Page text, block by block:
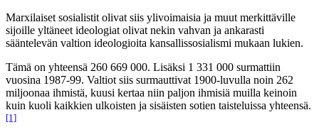
Marxilaiset sosialistit olivat siis ylivoimaisia ja muut merkittäville
sijoille yltäneet ideologiat olivat nekin vahvan ja ankarasti
sääntelevän valtion ideologioita kansallissosialismi mukaan lukien.
Tämä on yhteensä 260 669 000. Lisäksi 1 331 000 surmattiin
vuosina 1987-99. Valtiot siis surmauttivat 1900-luvulla noin 262
miljoonaa ihmistä, kuusi kertaa niin paljon ihmisiä muilla keinoin
kuin kuoli kaikkien ulkoisten ja sisäisten sotien taisteluissa yhteensä.
[1]